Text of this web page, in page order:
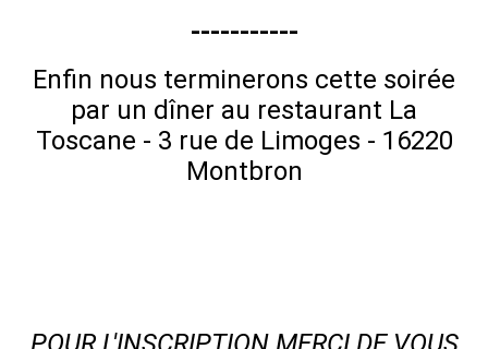
-----------
Enfin nous terminerons cette soirée
par un dîner au restaurant La
Toscane - 3 rue de Limoges - 16220
Montbron